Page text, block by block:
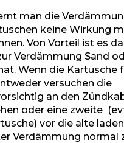
man die
keine Wirkung
Von Vorteil ist es
Verdämmung Sand
Wenn die Kartusche
versuchen die
an den
oder eine zweite
vor die alte
Verdämmung normal